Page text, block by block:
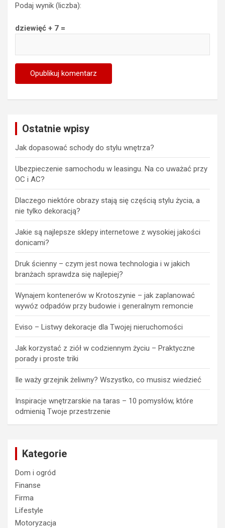
Podaj wynik (liczba):
dziewięć + 7 =
Ostatnie wpisy
Jak dopasować schody do stylu wnętrza?
Ubezpieczenie samochodu w leasingu. Na co uważać przy
OC i AC?
Dlaczego niektóre obrazy stają się częścią stylu życia, a
nie tylko dekoracją?
Jakie są najlepsze sklepy internetowe z wysokiej jakości
donicami?
Druk ścienny – czym jest nowa technologia i w jakich
branżach sprawdza się najlepiej?
Wynajem kontenerów w Krotoszynie – jak zaplanować
wywóz odpadów przy budowie i generalnym remoncie
Eviso – Listwy dekoracje dla Twojej nieruchomości
Jak korzystać z ziół w codziennym życiu – Praktyczne
porady i proste triki
Ile waży grzejnik żeliwny? Wszystko, co musisz wiedzieć
Inspiracje wnętrzarskie na taras – 10 pomysłów, które
odmienią Twoje przestrzenie
Kategorie
Dom i ogród
Finanse
Firma
Lifestyle
Motoryzacja